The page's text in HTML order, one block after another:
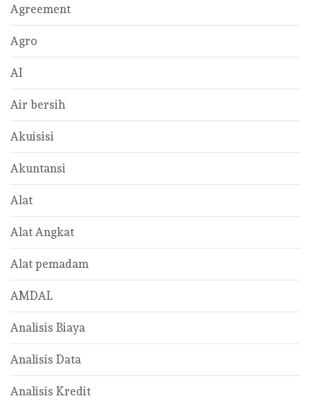
Agreement
Agro
AI
Air bersih
Akuisisi
Akuntansi
Alat
Alat Angkat
Alat pemadam
AMDAL
Analisis Biaya
Analisis Data
Analisis Kredit